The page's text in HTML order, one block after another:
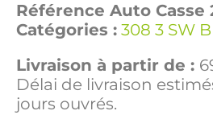
Référence Auto Casse
Catégories : 308 3 SW
Livraison à partir de :
Délai de livraison
jours ouvrés.